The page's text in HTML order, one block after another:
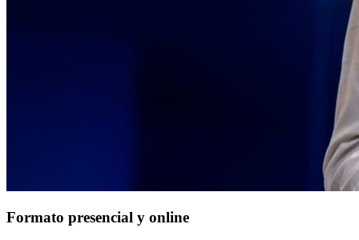
Formato presencial y online